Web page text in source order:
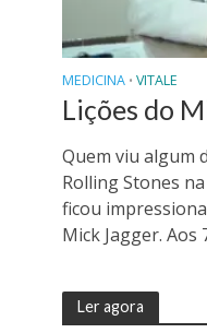
MEDICINA • VITALE
Lições do
Quem viu algum
Rolling Stones
ficou
Mick Jagger. Aos
Ler agora